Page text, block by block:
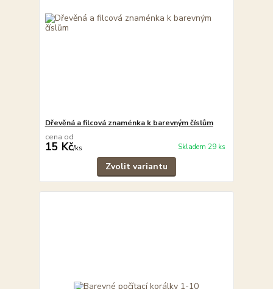
Dřevěná a filcová znaménka k barevným číslům
cena od
15 Kč/ks Skladem 29 ks
Zvolit variantu